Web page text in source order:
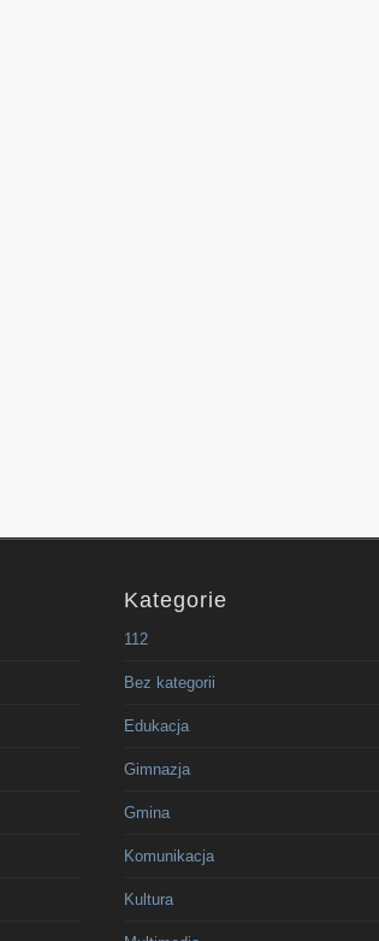
Kategorie
112
Bez kategorii
Edukacja
Gimnazja
Gmina
Komunikacja
Kultura